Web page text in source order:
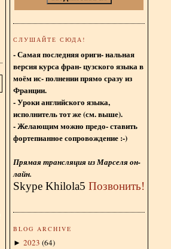
СЛУШАЙТЕ СЮДА!
- Самая последняя ориги- нальная
версия курса фран- цузского языка в
моём ис- полнении прямо сразу из
Франции.
- Уроки английского языка,
исполнитель тот же (см. выше).
- Желающим можно предо- ставить
фортепианное сопровождение :-)
Прямая трансляция из Марселя он-
лайн.
Skype Khilola5 Позвонить!
BLOG ARCHIVE
► 2023 (64)